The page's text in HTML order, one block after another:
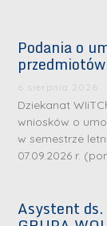
Podania o
6 sierpnia 2026
Dziekanat
wniosków o
w semestrze
07.09.2026 r.
Asystent ds.